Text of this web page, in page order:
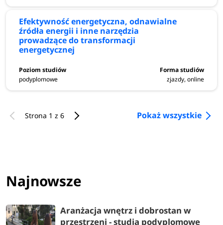
Efektywność energetyczna, odnawialne
źródła energii i inne narzędzia
prowadzące do transformacji
energetycznej
podyplomowe zjazdy, online
Strona 1 z 6 Pokaż wszystkie
Najnowsze
Aranżacja wnętrz i dobrostan w
przestrzeni - studia podyplomowe